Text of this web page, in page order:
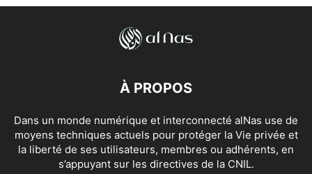
À PROPOS
Dans un monde numérique et interconnecté alNas use de
moyens techniques actuels pour protéger la Vie privée et
la liberté de ses utilisateurs, membres ou adhérents, en
s’appuyant sur les directives de la CNIL.